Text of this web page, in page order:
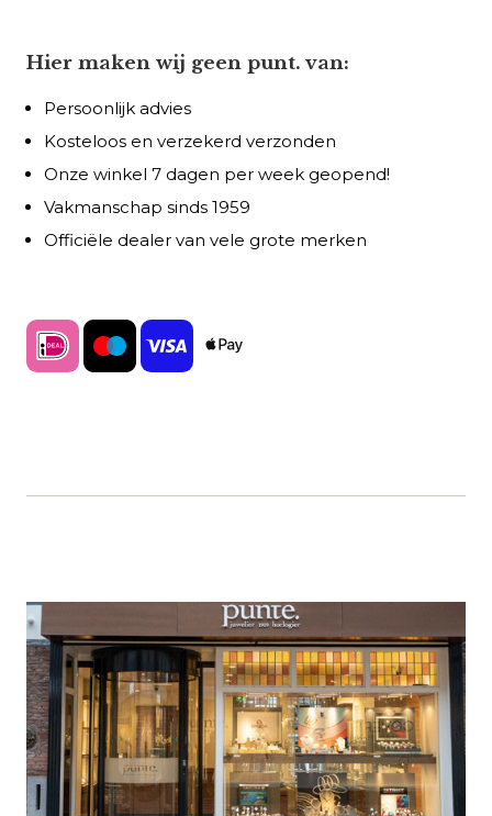
Hier maken wij geen punt. van:
Persoonlijk advies
Kosteloos en verzekerd verzonden
Onze winkel 7 dagen per week geopend!
Vakmanschap sinds 1959
Officiële dealer van vele grote merken